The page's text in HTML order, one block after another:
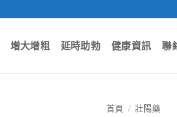
增大增粗 延時助勃 健康資訊 聯
首頁 / 壯陽藥